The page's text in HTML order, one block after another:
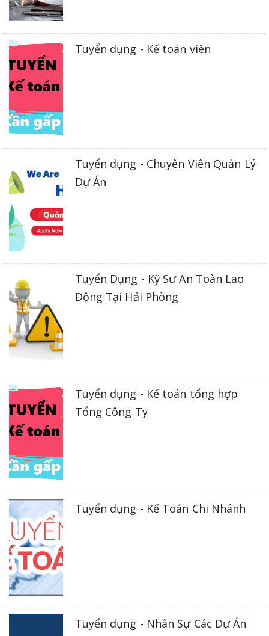
Tuyển dụng - Kế toán viên
Tuyển dụng - Chuyên Viên Quản Lý
Dự Án
Tuyển Dụng - Kỹ Sư An Toàn Lao
Động Tại Hải Phòng
Tuyển dụng - Kế toán tổng hợp
Tổng Công Ty
Tuyển dụng - Kế Toán Chi Nhánh
Tuyển dụng - Nhân Sự Các Dự Án